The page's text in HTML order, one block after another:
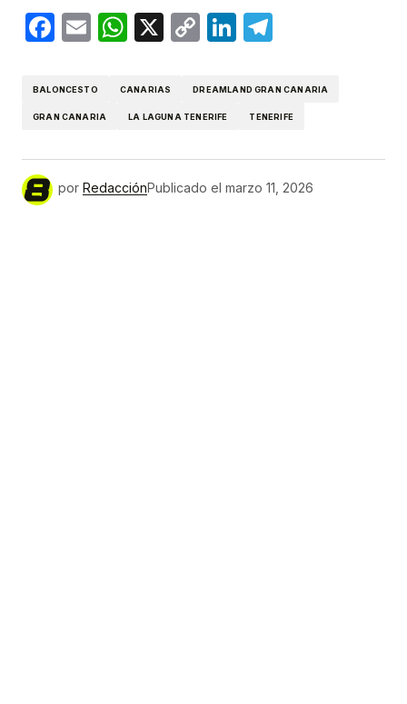
Facebook
EmailWhatsApp
X
CopyLinkedIn
BALONCESTO CANARIAS DREAMLAND GRAN CANARIA
GRAN CANARIA LA LAGUNA TENERIFE TENERIFE
por RedacciónPublicado el marzo 11, 2026